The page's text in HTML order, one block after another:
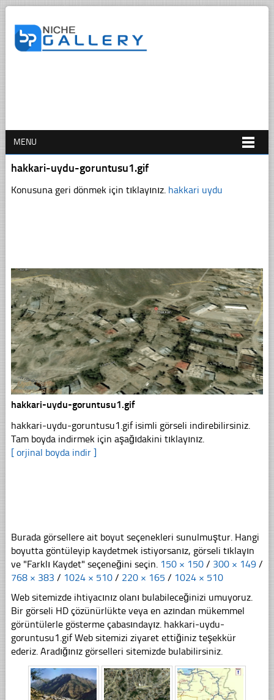
MENU
hakkari-uydu-goruntusu1.gif
Konusuna geri dönmek için tıklayınız. hakkari uydu
hakkari-uydu-goruntusu1.gif
hakkari-uydu-goruntusu1.gif isimli görseli indirebilirsiniz.
Tam boyda indirmek için aşağıdakini tıklayınız.
[ orjinal boyda indir ]
Burada görsellere ait boyut seçenekleri sunulmuştur. Hangi
boyutta göntüleyip kaydetmek istiyorsanız, görseli tıklayın
ve "Farklı Kaydet" seçeneğini seçin. 150 × 150 / 300 × 149 /
768 × 383 / 1024 × 510 / 220 × 165 / 1024 × 510
Web sitemizde ihtiyacınız olanı bulabileceğinizi umuyoruz.
Bir görseli HD çözünürlükte veya en azından mükemmel
görüntülerle gösterme çabasındayız. hakkari-uydu-
goruntusu1.gif Web sitemizi ziyaret ettiğiniz teşekkür
ederiz. Aradığınız görselleri sitemizde bulabilirsiniz.